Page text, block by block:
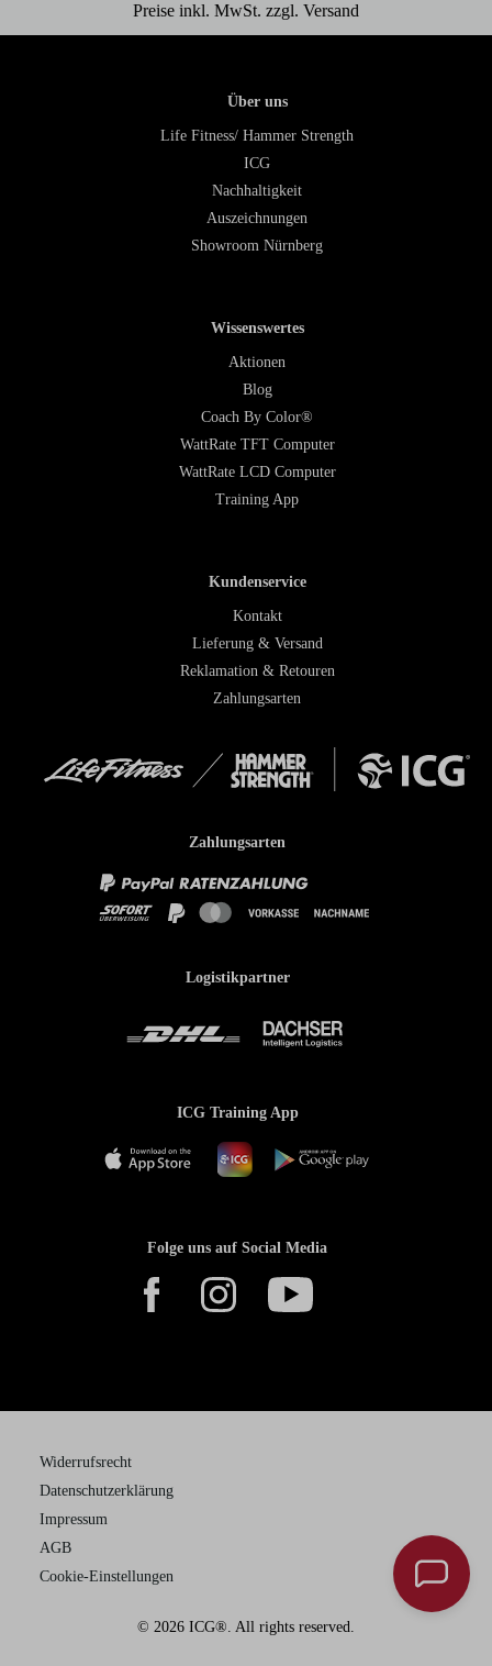
Preise inkl. MwSt. zzgl. Versand
Über uns
Life Fitness/ Hammer Strength
ICG
Nachhaltigkeit
Auszeichnungen
Showroom Nürnberg
Wissenswertes
Aktionen
Blog
Coach By Color®
WattRate TFT Computer
WattRate LCD Computer
Training App
Kundenservice
Kontakt
Lieferung & Versand
Reklamation & Retouren
Zahlungsarten
Zahlungsarten
Logistikpartner
ICG Training App
Folge uns auf Social Media
Widerrufsrecht
Datenschutzerklärung
Impressum
AGB
Cookie-Einstellungen
© 2026 ICG®. All rights reserved.